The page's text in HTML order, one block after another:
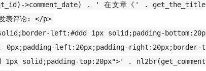
>comment_date) . ' 在文章《' . get_the_title
表评论: </p>
left:#ddd 1px solid;padding-bottom:20p
0px;padding-left:20px;padding-right:20px;border-t
solid;padding-top:20px">' . nl2br(get_comment